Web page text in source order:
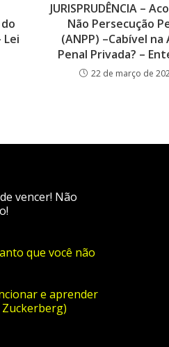
Lei
JURISPRUDÊNCIA –
Não Persecução
(ANPP) –Cabível na
Penal Privada? –
22 de março de
vencer! Não
que você não
e aprender